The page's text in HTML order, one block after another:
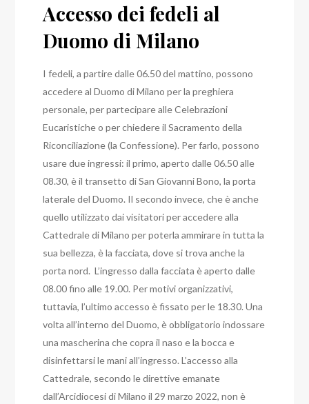
Accesso dei fedeli al
Duomo di Milano
I fedeli, a partire dalle 06.50 del mattino, possono
accedere al Duomo di Milano per la preghiera
personale, per partecipare alle Celebrazioni
Eucaristiche o per chiedere il Sacramento della
Riconciliazione (la Confessione). Per farlo, possono
usare due ingressi: il primo, aperto dalle 06.50 alle
08.30, è il transetto di San Giovanni Bono, la porta
laterale del Duomo. Il secondo invece, che è anche
quello utilizzato dai visitatori per accedere alla
Cattedrale di Milano per poterla ammirare in tutta la
sua bellezza, è la facciata, dove si trova anche la
porta nord.L’ingresso dalla facciata è aperto dalle
08.00 fino alle 19.00. Per motivi organizzativi,
tuttavia, l’ultimo accesso è fissato per le 18.30.Una
volta all’interno del Duomo, è obbligatorio indossare
una mascherina che copra il naso e la bocca e
disinfettarsi le mani all’ingresso.L’accesso alla
Cattedrale, secondo le direttive emanate
dall’Arcidiocesi di Milano il 29 marzo 2022, non è